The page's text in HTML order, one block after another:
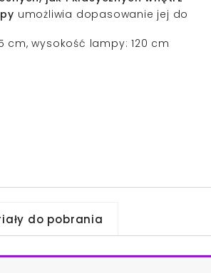
umożliwia dopasowanie jej do
cm, wysokość lampy: 120 cm
do pobrania